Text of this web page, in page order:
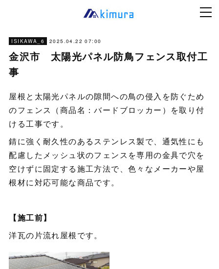
ISIKAWA_6 2025.04.22 07:00
金沢市 太陽光パネル防鳥フェンス取付工
事
屋根と太陽光パネルの隙間への鳥の侵入を防ぐため
のフェンス（商品名：バードブロッカー）を取り付
ける工事です。
錆に強く耐久性のあるステンレス製で、通気性にも
配慮したメッシュ状のフェンスを専用の金具で穴を
空けずに固定する施工方法で、色々なメーカーや屋
根材に対応可能な商品です。
【施工前】
洋瓦の片流れ屋根です。